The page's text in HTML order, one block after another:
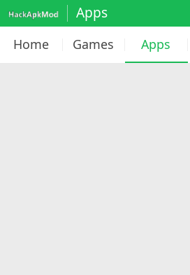
Apps
Home Games Apps